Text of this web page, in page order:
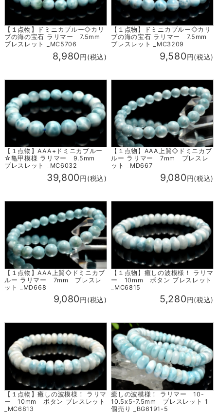
【１点物】ドミニカブルー◇カリ
ブの海の宝石 ラリマー 7.5mm
ブレスレット _MC5706
8,980円(税込)
【１点物】ドミニカブルー◇カリ
ブの海の宝石 ラリマー 7.5mm
ブレスレット _MC3209
9,580円(税込)
【１点物】AAA+ドミニカブルー
☆亀甲模様 ラリマー 9.5mm
ブレスレット _MC6032
39,800円(税込)
【１点物】AAA上質◇ドミニカブ
ルー ラリマー 7mm ブレスレ
ット _MD667
9,080円(税込)
【１点物】AAA上質◇ドミニカブ
ルー ラリマー 7mm ブレスレ
ット _MD668
9,080円(税込)
【１点物】癒しの波模様！ ラリマ
ー 10mm ボタン ブレスレット
_MC6815
5,280円(税込)
【１点物】癒しの波模様！ ラリマ
ー 10mm ボタン ブレスレット
_MC6813
癒しの波模様！ ラリマー 10-
10.5x5-7.5mm ブレスレット 1
個売り _BG6191-5